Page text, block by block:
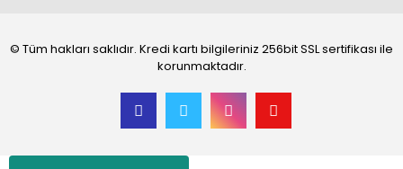
© Tüm hakları saklıdır. Kredi kartı bilgileriniz 256bit SSL sertifikası ile
korunmaktadır.